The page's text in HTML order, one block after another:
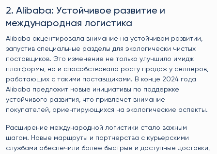
2. Alibaba: Устойчивое развитие и
международная логистика
Alibaba акцентировала внимание на устойчивом развитии,
запустив специальные разделы для экологически чистых
поставщиков. Это изменение не только улучшило имидж
платформы, но и способствовало росту продаж у селлеров,
работающих с такими поставщиками. В конце 2024 года
Alibaba предложит новые инициативы по поддержке
устойчивого развития, что привлечет внимание
покупателей, ориентирующихся на экологические аспекты.
Расширение международной логистики стало важным
шагом. Новые маршруты и партнерства с курьерскими
службами обеспечили более быстрые и доступные доставки,